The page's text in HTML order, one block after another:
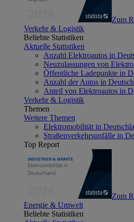
Zum
Verkehr & Logistik
Beliebte Statistiken
Aktuelle Statistiken
Anzahl Elektroautos in
Neuzulassungen von
Öffentliche Ladepunkte in
Anzahl der Autos in
Anteil von Elektroautos in
Verkehr & Logistik
Themen
Weitere Themen
Elektromobilität in
Straßenverkehrsunfälle in
Top Report
Zum
Energie & Umwelt
Beliebte Statistiken